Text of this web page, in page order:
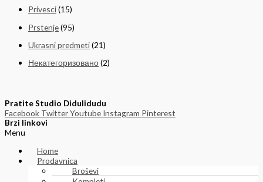
Privesci(15)
Prstenje(95)
Ukrasni predmeti(21)
Некатегоризовано(2)
Pratite Studio Didulidudu
Facebook TwitterYoutube Instagram Pinterest
Brzi linkovi
Menu
Home
Prodavnica
Broševi